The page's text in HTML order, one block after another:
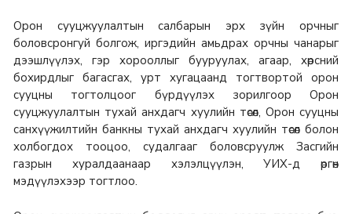
Орон сууцжуулалтын салбарын эрх зүйн орчныг
боловсронгуй болгож, иргэдийн амьдрах орчны чанарыг
дээшлүүлэх, гэр хорооллыг бууруулах, агаар, хөрсний
бохирдлыг багасгах, урт хугацаанд тогтвортой орон
сууцны тогтолцоог бүрдүүлэх зорилгоор Орон
сууцжуулалтын тухай анхдагч хуулийн төсөл, Орон сууцны
санхүүжилтийн банкны тухай анхдагч хуулийн төсөл болон
холбогдох тооцоо, судалгааг боловсруулж Засгийн
газрын хуралдаанаар хэлэлцүүлэн, УИХ-д өргөн
мэдүүлэхээр тогтлоо.